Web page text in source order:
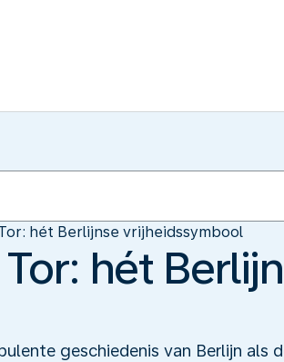
hét Berlijnse vrijheidssymbool
hét
geschiedenis van Berlijn als